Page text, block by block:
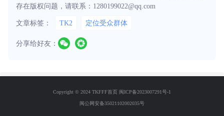
存在版权问题，请联系：1280199022@qq.com
文章标签： TK2 定位受众群体
分享给好友：
Copyright © 2024 TKFFF首页 闽ICP备2023007291号-1
闽公网安备35021102002035号